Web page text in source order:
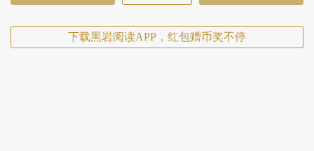
下载黑岩阅读APP，红包赠币奖不停